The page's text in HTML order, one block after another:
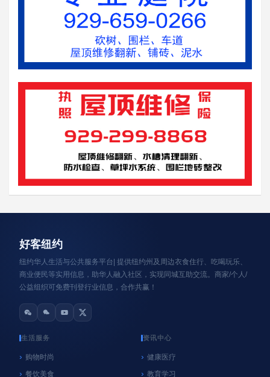
好客纽约
纽约华人生活与公共服务平台| 提供纽约州及周边衣食住行、吃喝玩乐、
商业便民等实用信息，助华人融入社区，实现同城互助交流。商家/个人/
公益组织可免费刊登行业信息，合作共赢！
生活服务
购物时尚
餐饮美食
资讯中心
健康医疗
教育学习